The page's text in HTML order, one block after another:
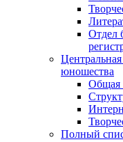
Отдел
юношества
Общая
Полный